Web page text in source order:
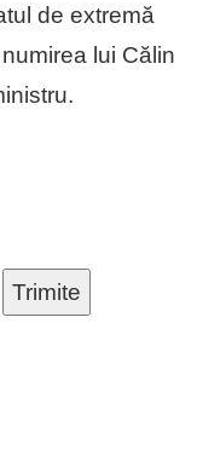
de extremă
lui Călin
Trimite